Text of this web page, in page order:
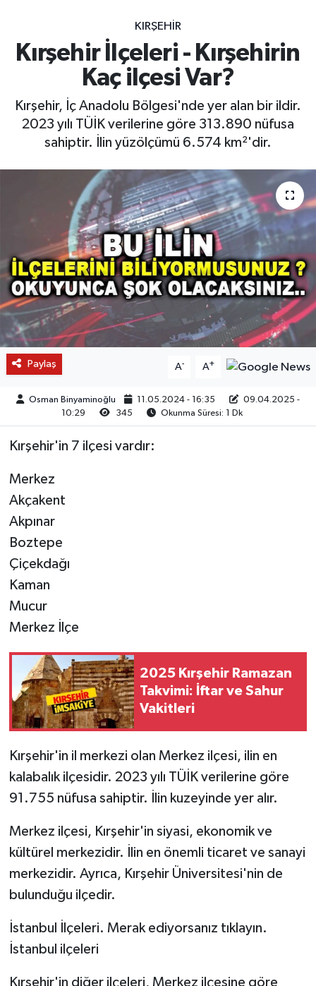
KIRŞEHIR
Kırşehir İlçeleri - Kırşehirin
Kaç ilçesi Var?
Kırşehir, İç Anadolu Bölgesi'nde yer alan bir ildir.
2023 yılı TÜİK verilerine göre 313.890 nüfusa
sahiptir. İlin yüzölçümü 6.574 km²'dir.
Paylaş A- A+
Osman Binyaminoğlu 11.05.2024 - 16:35
09.04.2025 -
10:29
345 Okunma Süresi: 1 Dk
Kırşehir'in 7 ilçesi vardır:
Merkez
Akçakent
Akpınar
Boztepe
Çiçekdağı
Kaman
Mucur
Merkez İlçe
2025 Kırşehir Ramazan
Takvimi: İftar ve Sahur
Vakitleri
Kırşehir'in il merkezi olan Merkez ilçesi, ilin en
kalabalık ilçesidir. 2023 yılı TÜİK verilerine göre
91.755 nüfusa sahiptir. İlin kuzeyinde yer alır.
Merkez ilçesi, Kırşehir'in siyasi, ekonomik ve
kültürel merkezidir. İlin en önemli ticaret ve sanayi
merkezidir. Ayrıca, Kırşehir Üniversitesi'nin de
bulunduğu ilçedir.
İstanbul İlçeleri. Merak ediyorsanız tıklayın.
İstanbul ilçeleri
Kırşehir'in diğer ilçeleri, Merkez ilçesine göre